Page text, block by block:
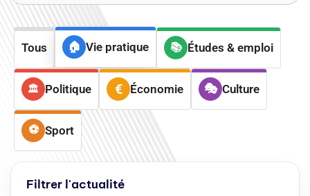
Tous Vie pratique Études & emploi
Politique Économie Culture
Sport
Filtrer l'actualité